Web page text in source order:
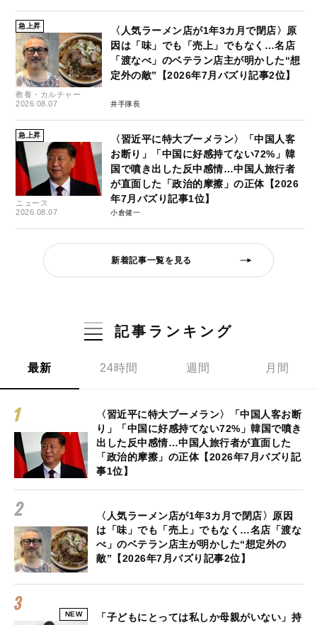
急上昇
教養・カルチャー
2026.08.07
〈人気ラーメン店が1年3カ月で閉店〉原
因は「味」でも「売上」でもなく…名店
「渡なべ」のベテラン店主が明かした“想
定外の敵”【2026年7月バズり記事2位】
井手隊長
急上昇
ニュース
2026.08.07
〈習近平に特大ブーメラン〉「中国人客
お断り」「中国に好感持てない72%」韓
国で噴き出した反中感情…中国人旅行者
が直面した「政治的摩擦」の正体【2026
年7月バズり記事1位】
小倉健一
新着記事一覧を見る
記事ランキング
最新 24時間 週間 月間
〈習近平に特大ブーメラン〉「中国人客お断
り」「中国に好感持てない72%」韓国で噴き
出した反中感情…中国人旅行者が直面した
「政治的摩擦」の正体【2026年7月バズり記
事1位】
〈人気ラーメン店が1年3カ月で閉店〉原因
は「味」でも「売上」でもなく…名店「渡な
べ」のベテラン店主が明かした“想定外の
敵”【2026年7月バズり記事2位】
NEW
「子どもにとっては私しか母親がいない」持